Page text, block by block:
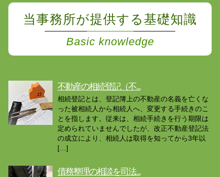
当事務所が提供する基礎知識
Basic knowledge
不動産の相続登記（不...
相続登記とは、登記簿上の不動産の名義を亡くな
った被相続人から相続人へ、変更する手続きのこ
とを指します。従来は、相続手続きを行う期限は
定められていませんでしたが、改正不動産登記法
の成立により、相続人は取得を知ってから3年以
[…]
債務整理の相談を司法...